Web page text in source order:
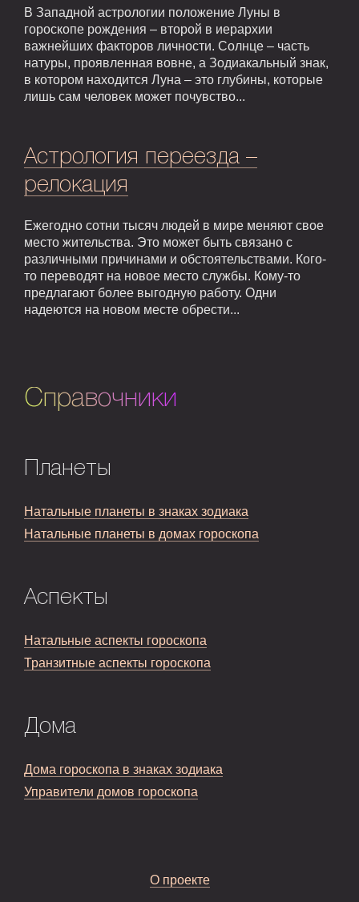
В Западной астрологии положение Луны в
гороскопе рождения – второй в иерархии
важнейших факторов личности. Солнце – часть
натуры, проявленная вовне, а Зодиакальный знак,
в котором находится Луна – это глубины, которые
лишь сам человек может почувство...
Астрология переезда –
релокация
Ежегодно сотни тысяч людей в мире меняют свое
место жительства. Это может быть связано с
различными причинами и обстоятельствами. Кого-
то переводят на новое место службы. Кому-то
предлагают более выгодную работу. Одни
надеются на новом месте обрести...
Справочники
Планеты
Натальные планеты в знаках зодиака
Натальные планеты в домах гороскопа
Аспекты
Натальные аспекты гороскопа
Транзитные аспекты гороскопа
Дома
Дома гороскопа в знаках зодиака
Управители домов гороскопа
О проекте